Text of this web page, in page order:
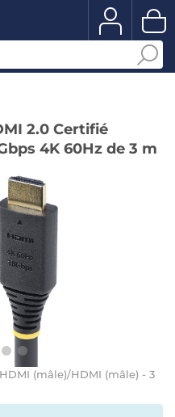
2.0 Certifié
4K 60Hz de 3 m
(mâle)/HDMI (mâle) - 3